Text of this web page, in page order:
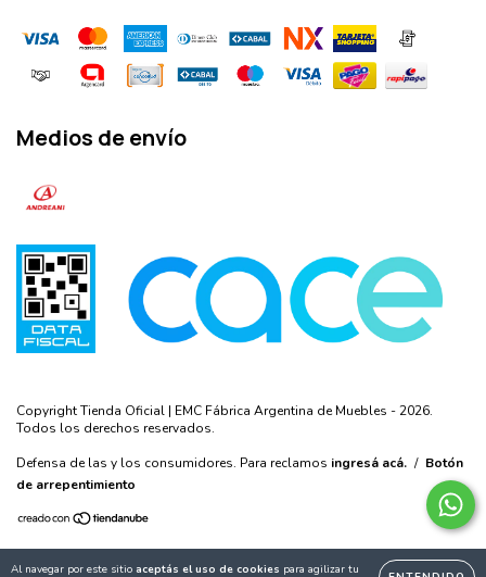
Al navegar por este sitio aceptás el uso de cookies para agilizar tu
Medios de envío
Copyright Tienda Oficial | EMC Fábrica Argentina de Muebles - 2026.
Todos los derechos reservados.
Defensa de las y los consumidores. Para reclamos ingresá acá. / Botón
de arrepentimiento